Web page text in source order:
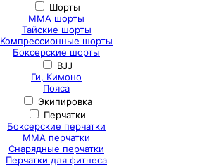
Шорты
ММА шорты
Тайские шорты
Компрессионные шорты
Боксерские шорты
BJJ
Ги, Кимоно
Пояса
Экипировка
Перчатки
Боксерские перчатки
ММА перчатки
Снарядные перчатки
Перчатки для фитнеса